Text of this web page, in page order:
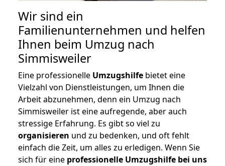
Wir sind ein
Familienunternehmen und helfen
Ihnen beim Umzug nach
Simmisweiler
Eine professionelle Umzugshilfe bietet eine
Vielzahl von Dienstleistungen, um Ihnen die
Arbeit abzunehmen, denn ein Umzug nach
Simmisweiler ist eine aufregende, aber auch
stressige Erfahrung. Es gibt so viel zu
organisieren und zu bedenken, und oft fehlt
einfach die Zeit, um alles zu erledigen. Wenn Sie
sich für eine professionelle Umzugshilfe bei uns